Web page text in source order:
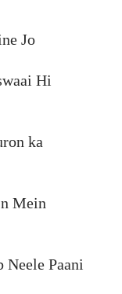
Jo
Hi
ka
Mein
Neele Paani